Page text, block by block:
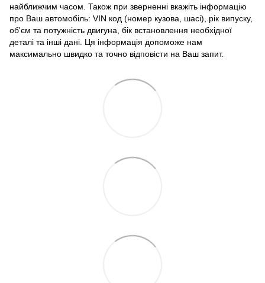
найближчим часом. Також при зверненні вкажіть інформацію
про Ваш автомобіль: VIN код (номер кузова, шасі), рік випуску,
об'єм та потужність двигуна, бік встановлення необхідної
деталі та інші дані. Ця інформація допоможе нам
максимально швидко та точно відповісти на Ваш запит.